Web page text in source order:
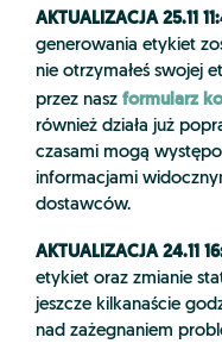
AKTUALIZACJA 25.11
generowania etykiet
nie otrzymałeś swojej
przez nasz formularz
również działa już
czasami mogą
informacjami
dostawców.
AKTUALIZACJA 24.11
etykiet oraz zmianie
jeszcze kilkanaście
nad zażegnaniem